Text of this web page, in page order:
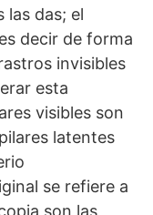
las das; el
decir de forma
invisibles
esta
visibles son
latentes
se refiere a
son las